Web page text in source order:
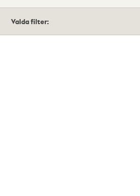
träffar
Valda filter: